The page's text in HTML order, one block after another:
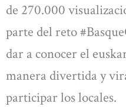
de 270.000
parte del reto
dar a conocer el
manera divertida y
participar los locales.